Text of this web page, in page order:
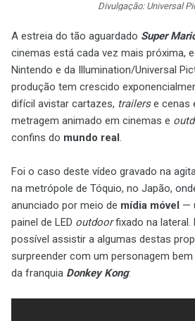
Divulgação: Universal
A estreia do tão aguardado Super
cinemas está cada vez mais próxima,
Nintendo e da Illumination/Universal
produção tem crescido
difícil avistar cartazes, trailerse cenas
metragem animado em cinemas e
confins do mundo real.
Foi o caso deste vídeo gravado na
na metrópole de Tóquio, no Japão,
anunciado por meio de mídia móvel —
painel de LED outdoorfixado na lateral.
possível assistir a algumas destas
surpreender com um personagem
da franquia Donkey Kong: